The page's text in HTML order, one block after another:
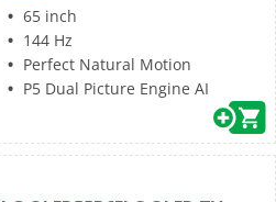
65 inch
144 Hz
Perfect Natural Motion
P5 Dual Picture Engine AI